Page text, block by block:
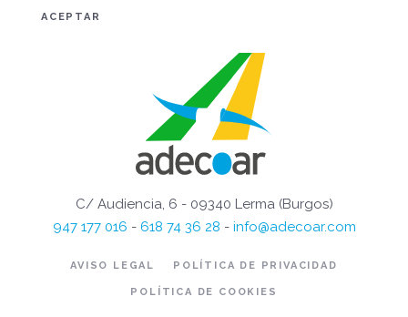
ACEPTAR
C/ Audiencia, 6 - 09340 Lerma (Burgos)
947 177 016 - 618 74 36 28 - info@adecoar.com
AVISO LEGAL POLÍTICA DE PRIVACIDAD
POLÍTICA DE COOKIES